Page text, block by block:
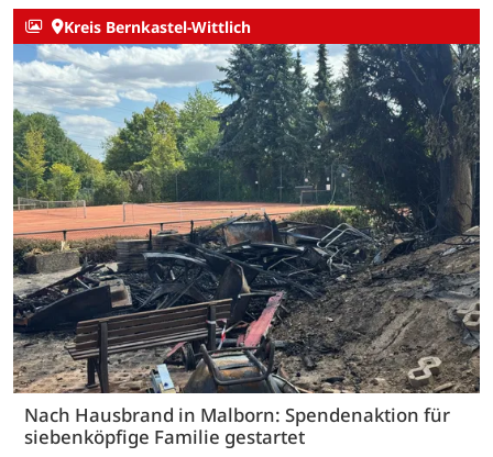
Kreis Bernkastel-Wittlich
Nach Hausbrand in Malborn: Spendenaktion für
siebenköpfige Familie gestartet